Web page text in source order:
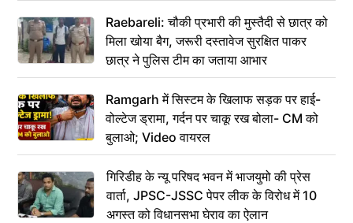
Raebareli: चौकी प्रभारी की मुस्तैदी से छात्र को
मिला खोया बैग, जरूरी दस्तावेज सुरक्षित पाकर
छात्र ने पुलिस टीम का जताया आभार
Ramgarh में सिस्टम के खिलाफ सड़क पर हाई-
वोल्टेज ड्रामा, गर्दन पर चाकू रख बोला- CM को
बुलाओ; Video वायरल
गिरिडीह के न्यू परिषद भवन में भाजयुमो की प्रेस
वार्ता, JPSC-JSSC पेपर लीक के विरोध में 10
अगस्त को विधानसभा घेराव का ऐलान